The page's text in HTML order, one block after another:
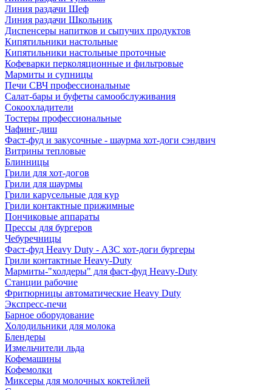
Линия раздачи Шеф
Линия раздачи Школьник
Диспенсеры напитков и сыпучих продуктов
Кипятильники настольные
Кипятильники настольные проточные
Кофеварки перколяционные и фильтровые
Мармиты и супницы
Печи СВЧ профессиональные
Салат-бары и буфеты самообслуживания
Сокоохладители
Тостеры профессиональные
Чафинг-диш
Фаст-фуд и закусочные - шаурма хот-доги сэндвич
Витрины тепловые
Блинницы
Грили для хот-догов
Грили для шаурмы
Грили карусельные для кур
Грили контактные прижимные
Пончиковые аппараты
Прессы для бургеров
Чебуречницы
Фаст-фуд Heavy Duty - АЗС хот-доги бургеры
Грили контактные Heavy-Duty
Мармиты-"холдеры" для фаст-фуд Heavy-Duty
Станции рабочие
Фритюрницы автоматические Heavy Duty
Экспресс-печи
Барное оборудование
Холодильники для молока
Блендеры
Измельчители льда
Кофемашины
Кофемолки
Миксеры для молочных коктейлей